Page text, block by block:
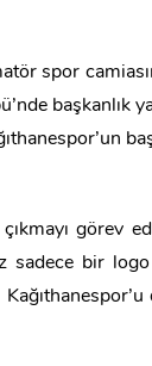
spor
başkanlık
görev
sadece bir